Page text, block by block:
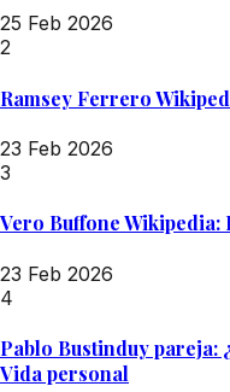
25 Feb 2026
2
Ramsey Ferrero
23 Feb 2026
3
Vero Buffone
23 Feb 2026
4
Pablo Bustinduy pareja:
Vida personal